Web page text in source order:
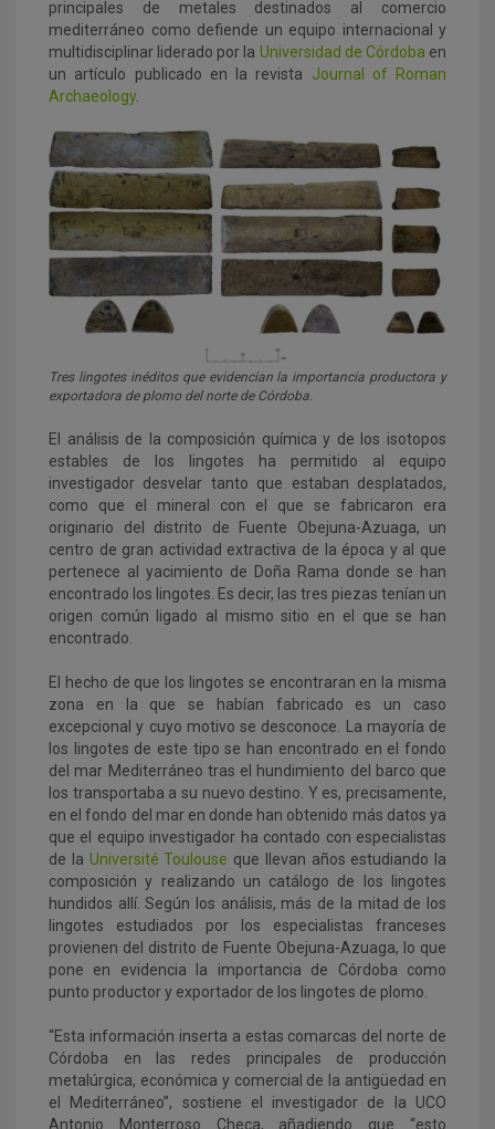
principales de metales destinados al comercio
mediterráneo como defiende un equipo internacional y
multidisciplinar liderado por la Universidad de Córdoba en
un artículo publicado en la revista Journal of Roman
Archaeology.
Tres lingotes inéditos que evidencian la importancia productora y
exportadora de plomo del norte de Córdoba.
El análisis de la composición química y de los isotopos
estables de los lingotes ha permitido al equipo
investigador desvelar tanto que estaban desplatados,
como que el mineral con el que se fabricaron era
originario del distrito de Fuente Obejuna-Azuaga, un
centro de gran actividad extractiva de la época y al que
pertenece al yacimiento de Doña Rama donde se han
encontrado los lingotes. Es decir, las tres piezas tenían un
origen común ligado al mismo sitio en el que se han
encontrado.
El hecho de que los lingotes se encontraran en la misma
zona en la que se habían fabricado es un caso
excepcional y cuyo motivo se desconoce. La mayoría de
los lingotes de este tipo se han encontrado en el fondo
del mar Mediterráneo tras el hundimiento del barco que
los transportaba a su nuevo destino. Y es, precisamente,
en el fondo del mar en donde han obtenido más datos ya
que el equipo investigador ha contado con especialistas
de la Université Toulouse que llevan años estudiando la
composición y realizando un catálogo de los lingotes
hundidos allí. Según los análisis, más de la mitad de los
lingotes estudiados por los especialistas franceses
provienen del distrito de Fuente Obejuna-Azuaga, lo que
pone en evidencia la importancia de Córdoba como
punto productor y exportador de los lingotes de plomo.
“Esta información inserta a estas comarcas del norte de
Córdoba en las redes principales de producción
metalúrgica, económica y comercial de la antigüedad en
el Mediterráneo”, sostiene el investigador de la UCO
Antonio Monterroso Checa, añadiendo que “esto